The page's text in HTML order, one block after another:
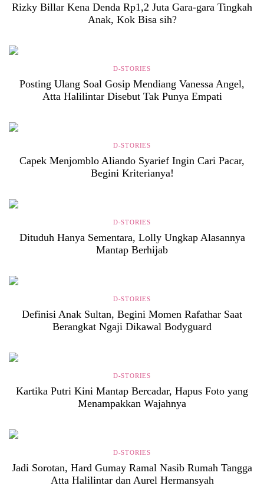
Rizky Billar Kena Denda Rp1,2 Juta Gara-gara Tingkah
Anak, Kok Bisa sih?
D-STORIES
Posting Ulang Soal Gosip Mendiang Vanessa Angel,
Atta Halilintar Disebut Tak Punya Empati
D-STORIES
Capek Menjomblo Aliando Syarief Ingin Cari Pacar,
Begini Kriterianya!
D-STORIES
Dituduh Hanya Sementara, Lolly Ungkap Alasannya
Mantap Berhijab
D-STORIES
Definisi Anak Sultan, Begini Momen Rafathar Saat
Berangkat Ngaji Dikawal Bodyguard
D-STORIES
Kartika Putri Kini Mantap Bercadar, Hapus Foto yang
Menampakkan Wajahnya
D-STORIES
Jadi Sorotan, Hard Gumay Ramal Nasib Rumah Tangga
Atta Halilintar dan Aurel Hermansyah